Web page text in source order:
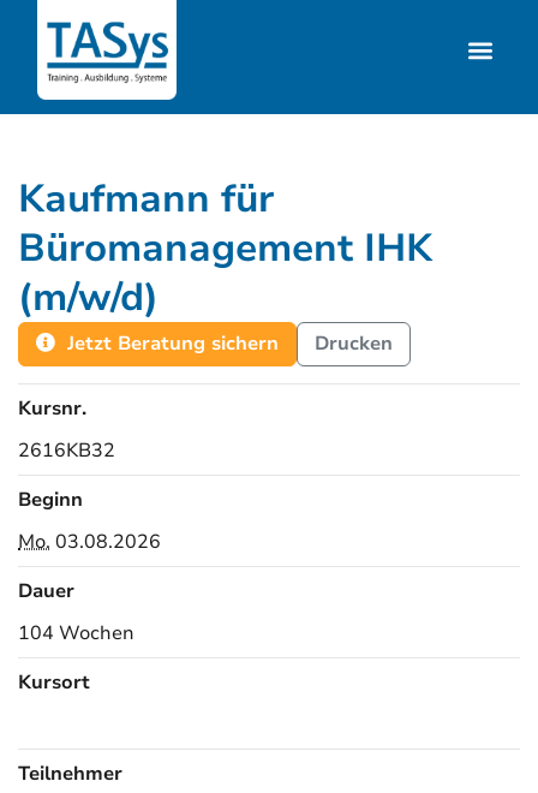
Kaufmann für
Büromanagement IHK
(m/w/d)
Jetzt Beratung sichern Drucken
Kursnr.
2616KB32
Beginn
Mo. 03.08.2026
Dauer
104 Wochen
Kursort
Teilnehmer